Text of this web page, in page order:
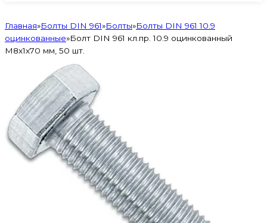
Главная»Болты DIN 961»Болты»Болты DIN 961 10.9
оцинкованные»Болт DIN 961 кл.пр. 10.9 оцинкованный
М8х1х70 мм, 50 шт.